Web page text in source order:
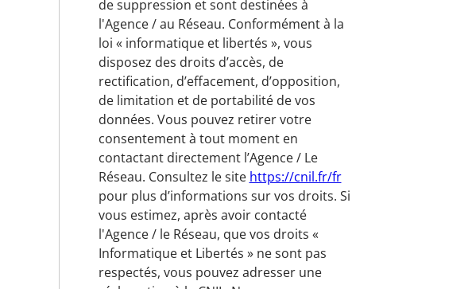
de suppression et sont destinées à
l'Agence / au Réseau. Conformément à la
loi « informatique et libertés », vous
disposez des droits d’accès, de
rectification, d’effacement, d’opposition,
de limitation et de portabilité de vos
données. Vous pouvez retirer votre
consentement à tout moment en
contactant directement l’Agence / Le
Réseau. Consultez le site https://cnil.fr/fr
pour plus d’informations sur vos droits. Si
vous estimez, après avoir contacté
l'Agence / le Réseau, que vos droits «
Informatique et Libertés » ne sont pas
respectés, vous pouvez adresser une